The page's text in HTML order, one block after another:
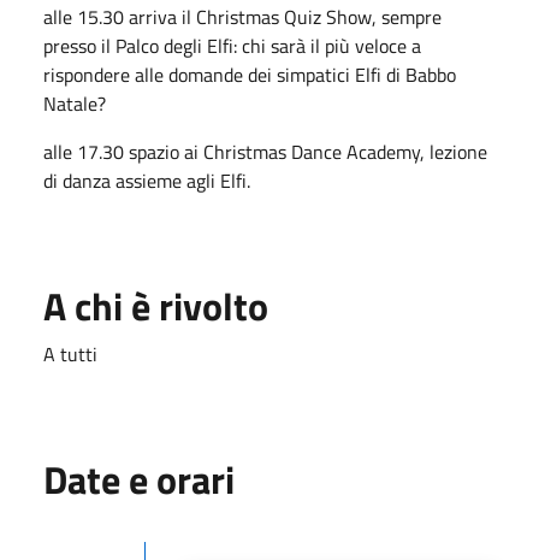
alle 15.30 arriva il Christmas Quiz Show, sempre
presso il Palco degli Elfi: chi sarà il più veloce a
rispondere alle domande dei simpatici Elfi di Babbo
Natale?
alle 17.30 spazio ai Christmas Dance Academy, lezione
di danza assieme agli Elfi.
A chi è rivolto
A tutti
Date e orari